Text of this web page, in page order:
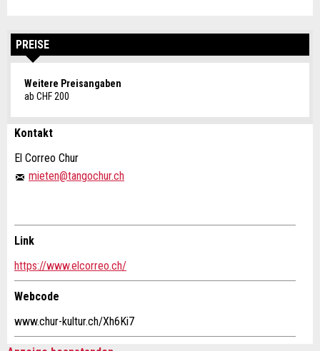
PREISE
Weitere Preisangaben
ab CHF 200
Anzeige beanstanden
Anzeige nicht mehr gültig
Anzeige unvollständig
Anzeige weiterempfehlen
Kontakt
El Correo Chur
mieten@tangochur.ch
Buchungsanfrage
Verfassen Sie eine Nachricht für die Kontaktpersonen
Link
https://www.elcorreo.ch/
Webcode
www.chur-kultur.ch/Xh6Ki7